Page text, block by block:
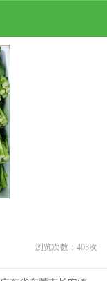
浏览次数： 403次